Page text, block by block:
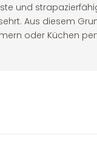
und
Aus diesem
oder Küchen